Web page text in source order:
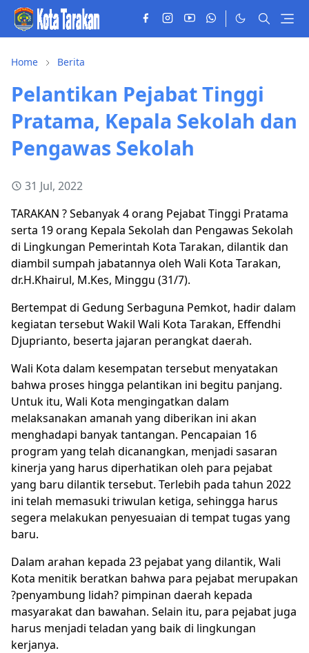
Home Berita
Pelantikan Pejabat Tinggi
Pratama, Kepala Sekolah dan
Pengawas Sekolah
31 Jul, 2022
TARAKAN ? Sebanyak 4 orang Pejabat Tinggi Pratama
serta 19 orang Kepala Sekolah dan Pengawas Sekolah
di Lingkungan Pemerintah Kota Tarakan, dilantik dan
diambil sumpah jabatannya oleh Wali Kota Tarakan,
dr.H.Khairul, M.Kes, Minggu (31/7).
Bertempat di Gedung Serbaguna Pemkot, hadir dalam
kegiatan tersebut Wakil Wali Kota Tarakan, Effendhi
Djuprianto, beserta jajaran perangkat daerah.
Wali Kota dalam kesempatan tersebut menyatakan
bahwa proses hingga pelantikan ini begitu panjang.
Untuk itu, Wali Kota mengingatkan dalam
melaksanakan amanah yang diberikan ini akan
menghadapi banyak tantangan. Pencapaian 16
program yang telah dicanangkan, menjadi sasaran
kinerja yang harus diperhatikan oleh para pejabat
yang baru dilantik tersebut. Terlebih pada tahun 2022
ini telah memasuki triwulan ketiga, sehingga harus
segera melakukan penyesuaian di tempat tugas yang
baru.
Dalam arahan kepada 23 pejabat yang dilantik, Wali
Kota menitik beratkan bahwa para pejabat merupakan
?penyambung lidah? pimpinan daerah kepada
masyarakat dan bawahan. Selain itu, para pejabat juga
harus menjadi teladan yang baik di lingkungan
kerjanya.